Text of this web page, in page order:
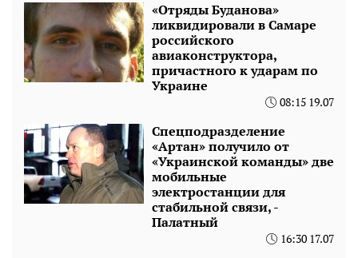
«Отряды Буданова»
ликвидировали в Самаре
российского
авиаконструктора,
причастного к ударам по
Украине
08:15 19.07
Спецподразделение
«Артан» получило от
«Украинской команды» две
мобильные
электростанции для
стабильной связи, -
Палатный
16:30 17.07